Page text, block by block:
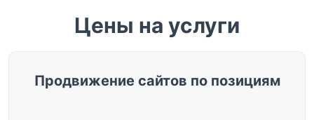
Цены на услуги
Продвижение сайтов по позициям